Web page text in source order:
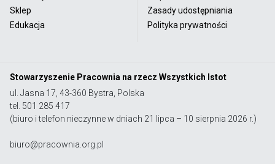
Sklep
Edukacja
Zasady udostępniania
Polityka prywatności
Stowarzyszenie Pracownia na rzecz Wszystkich Istot
ul. Jasna 17, 43-360 Bystra, Polska
tel. 501 285 417
(biuro i telefon nieczynne w dniach 21 lipca – 10 sierpnia 2026 r.)
biuro@pracownia.org.pl